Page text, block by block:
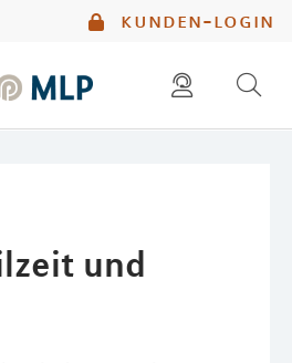
kunden-login
und